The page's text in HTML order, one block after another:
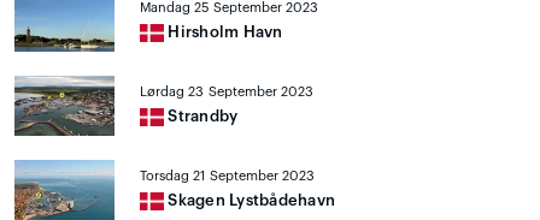
Mandag 25 September 2023
Hirsholm Havn
Lørdag 23 September 2023
Strandby
Torsdag 21 September 2023
Skagen Lystbådehavn